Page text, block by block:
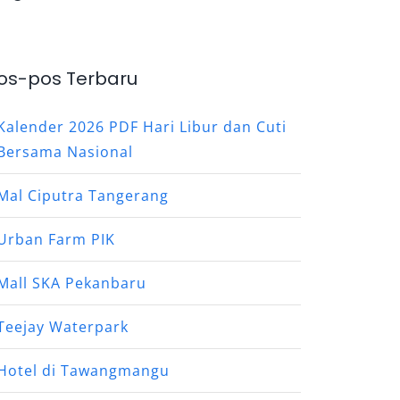
pos Terbaru
2026 PDF Hari Libur dan Cuti
Nasional
Ciputra Tangerang
Farm PIK
SKA Pekanbaru
Waterpark
di Tawangmangu